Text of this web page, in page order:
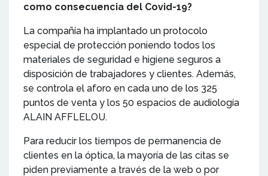
como consecuencia del Covid-19?
La compañía ha implantado un protocolo
especial de protección poniendo todos los
materiales de seguridad e higiene seguros a
disposición de trabajadores y clientes. Además,
se controla el aforo en cada uno de los 325
puntos de venta y los 50 espacios de audiología
ALAIN AFFLELOU.
Para reducir los tiempos de permanencia de
clientes en la óptica, la mayoría de las citas se
piden previamente a través de la web o por